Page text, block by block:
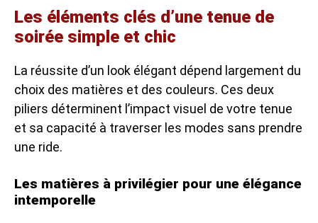
Les éléments clés d’une tenue de
soirée simple et chic
La réussite d’un look élégant dépend largement du
choix des matières et des couleurs. Ces deux
piliers déterminent l’impact visuel de votre tenue
et sa capacité à traverser les modes sans prendre
une ride.
Les matières à privilégier pour une élégance
intemporelle